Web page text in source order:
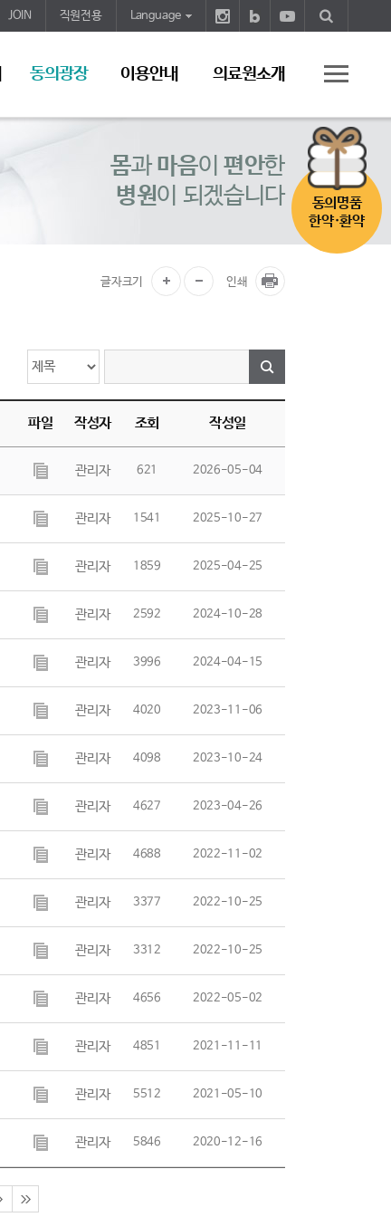
JOIN 직원전용 Language
동의광장 이용안내 의료원소개
동의명품
한약·환약
몸과 마음이 편안한
병원이 되겠습니다
글자크기 인쇄
파일 작성자 조회 작성일
관리자 621 2026-05-04
관리자 1541 2025-10-27
관리자 1859 2025-04-25
관리자 2592 2024-10-28
관리자 3996 2024-04-15
관리자 4020 2023-11-06
관리자 4098 2023-10-24
관리자 4627 2023-04-26
관리자 4688 2022-11-02
관리자 3377 2022-10-25
관리자 3312 2022-10-25
관리자 4656 2022-05-02
관리자 4851 2021-11-11
관리자 5512 2021-05-10
관리자 5846 2020-12-16